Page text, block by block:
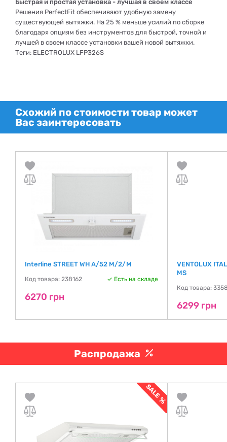
Быстрая и простая установка - лучшая в своем классе
Решения PerfectFit обеспечивают удобную замену
существующей вытяжки. На 25 % меньше усилий по сборке
благодаря опциям без инструментов для быстрой, точной и
лучшей в своем классе установки вашей новой вытяжки.
Теги: ELECTROLUX LFP326S
Схожий по стоимости товар может
Вас заинтересовать
Interline STREET WH A/52 M/2/M
Код товара: 238162 Есть на складе
6270 грн
VENTOLUX
MS
Код товара:
6299 грн
Распродажа